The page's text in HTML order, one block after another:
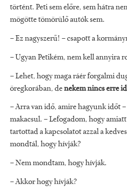
történt. Peti sem előre, sem hátra
mögötte tömörülő autók sem.
– Ez nagyszerű! – csapott a
– Ugyan Petikém, nem kell annyira
– Lehet, hogy maga ráér forgalmi
öregkorában, denekem nincs erre
– Arra van idő, amire hagyunk időt
makacsul. – Lefogadom, hogy
tartottad a kapcsolatot azzal a
mondtál, hogy hívják?
– Nem mondtam, hogy hívják.
– Akkor hogy hívják?